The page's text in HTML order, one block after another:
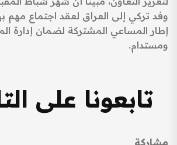
وفد تركي إلى العراق لعقد اجتماع مهم
إطار المساعي المشتركة لضمان إدارة
ومستدام.
تابعونا على
مشاركة